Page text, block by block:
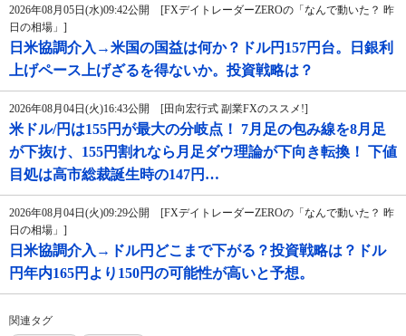
2026年08月05日(水)09:42公開 [FXデイトレーダーZEROの「なんで動いた？ 昨
日の相場」]
日米協調介入→米国の国益は何か？ドル円157円台。日銀利
上げペース上げざるを得ないか。投資戦略は？
2026年08月04日(火)16:43公開 [田向宏行式 副業FXのススメ!]
米ドル/円は155円が最大の分岐点！ 7月足の包み線を8月足
が下抜け、155円割れなら月足ダウ理論が下向き転換！ 下値
目処は高市総裁誕生時の147円…
2026年08月04日(火)09:29公開 [FXデイトレーダーZEROの「なんで動いた？ 昨
日の相場」]
日米協調介入→ドル円どこまで下がる？投資戦略は？ドル
円年内165円より150円の可能性が高いと予想。
関連タグ